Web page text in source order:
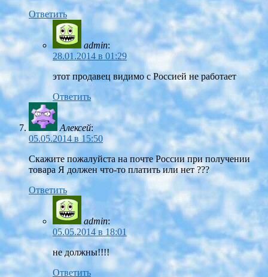
Ответить
admin:
28.01.2014 в 01:29
этот продавец видимо с Россией не работает
Ответить
Алексей:
05.05.2014 в 15:50
Скажите пожалуйста на почте России при получении
товара Я должен что-то платить или нет ???
Ответить
admin:
05.05.2014 в 18:01
не должны!!!!
Ответить